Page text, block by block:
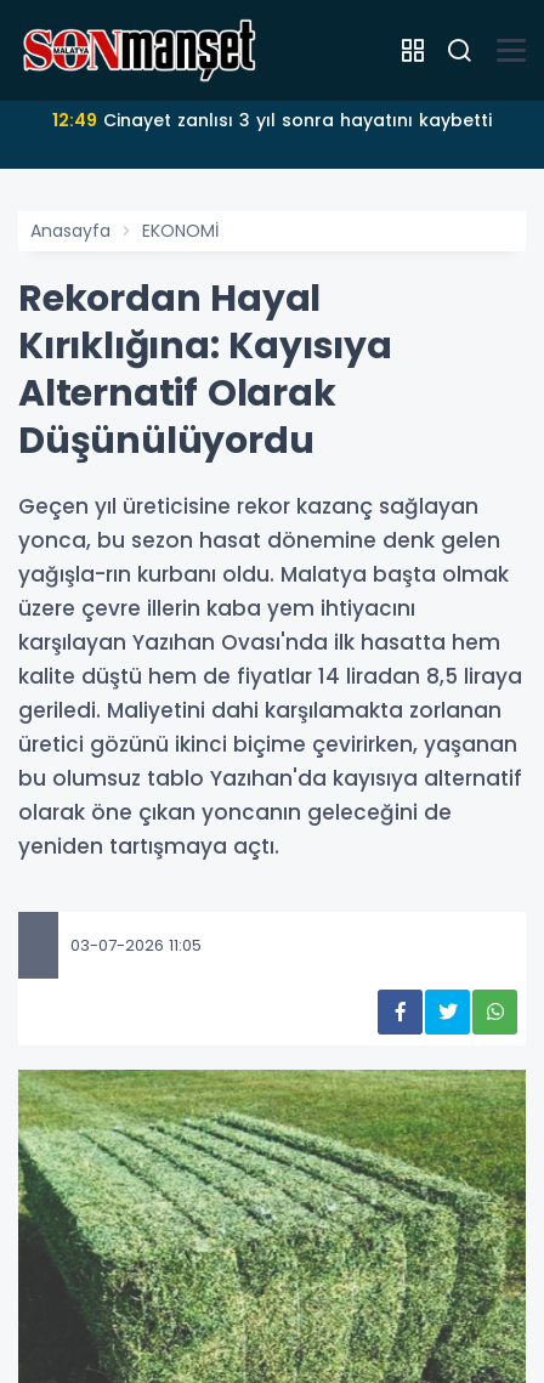
12:49 Cinayet zanlısı 3 yıl sonra hayatını kaybetti
Anasayfa EKONOMİ
Rekordan Hayal
Kırıklığına: Kayısıya
Alternatif Olarak
Düşünülüyordu
Geçen yıl üreticisine rekor kazanç sağlayan
yonca, bu sezon hasat dönemine denk gelen
yağışla-rın kurbanı oldu. Malatya başta olmak
üzere çevre illerin kaba yem ihtiyacını
karşılayan Yazıhan Ovası'nda ilk hasatta hem
kalite düştü hem de fiyatlar 14 liradan 8,5 liraya
geriledi. Maliyetini dahi karşılamakta zorlanan
üretici gözünü ikinci biçime çevirirken, yaşanan
bu olumsuz tablo Yazıhan'da kayısıya alternatif
olarak öne çıkan yoncanın geleceğini de
yeniden tartışmaya açtı.
03-07-2026 11:05